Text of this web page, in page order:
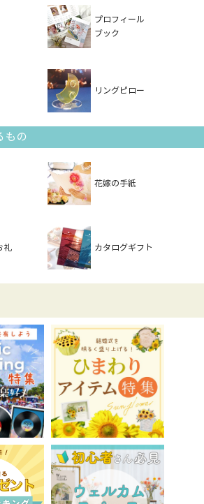
プロフィール
ブック
リングピロー
もの
花嫁の手紙
礼 カタログギフト